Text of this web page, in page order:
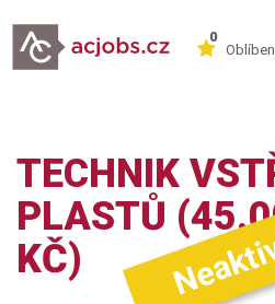
0
TECHNIK
PLASTŮ
KČ)